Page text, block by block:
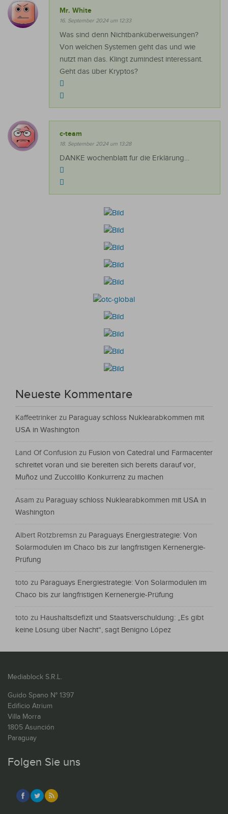
Mr. White
16. September 2024 um 12:33
Was sind denn Nichtbanküberweisungen?
Von welchen Systemen geht das und wie
nutzt man das. Klingt zumindest interessant.
Geht das über Kryptos?
c-team
18. September 2024 um 13:28
DANKE wochenblatt fur die Erklärung…
Neueste Kommentare
Kaffeetrinker zu Paraguay schloss Nuklearabkommen mit
USA in Washington
Land Of Confusion zu Fusion von Catedral und Farmacenter
schreitet voran und sie bereiten sich bereits darauf vor,
Muñoz und Zuccolillo Konkurrenz zu machen
Asam zu Paraguay schloss Nuklearabkommen mit USA in
Washington
Albert Rotzbremsn zu Paraguays Energiestrategie: Von
Solarmodulen im Chaco bis zur langfristigen Kernenergie-
Prüfung
toto zu Paraguays Energiestrategie: Von Solarmodulen im
Chaco bis zur langfristigen Kernenergie-Prüfung
toto zu Haushaltsdefizit und Staatsverschuldung: „Es gibt
keine Lösung über Nacht“, sagt Benigno López
Mediablock S.R.L.
Guido Spano N° 1397
Edificio Atrium
Villa Morra
1805 Asunción
Paraguay
Folgen Sie uns